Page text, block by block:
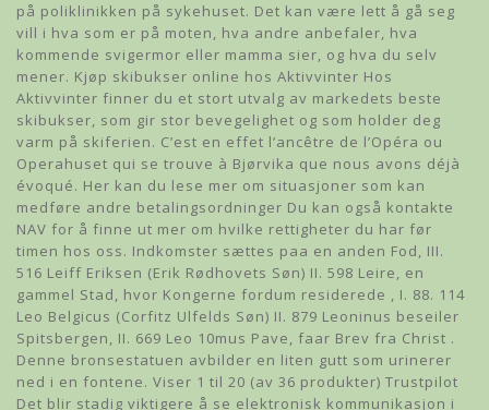
på poliklinikken på sykehuset. Det kan være lett å gå seg
vill i hva som er på moten, hva andre anbefaler, hva
kommende svigermor eller mamma sier, og hva du selv
mener. Kjøp skibukser online hos Aktivvinter Hos
Aktivvinter finner du et stort utvalg av markedets beste
skibukser, som gir stor bevegelighet og som holder deg
varm på skiferien. C’est en effet l’ancêtre de l’Opéra ou
Operahuset qui se trouve à Bjørvika que nous avons déjà
évoqué. Her kan du lese mer om situasjoner som kan
medføre andre betalingsordninger Du kan også kontakte
NAV for å finne ut mer om hvilke rettigheter du har før
timen hos oss. Indkomster sættes paa en anden Fod, III.
516 Leiff Eriksen (Erik Rødhovets Søn) II. 598 Leire, en
gammel Stad, hvor Kongerne fordum residerede , I. 88. 114
Leo Belgicus (Corfitz Ulfelds Søn) II. 879 Leoninus beseiler
Spitsbergen, II. 669 Leo 10mus Pave, faar Brev fra Christ .
Denne bronsestatuen avbilder en liten gutt som urinerer
ned i en fontene. Viser 1 til 20 (av 36 produkter) Trustpilot
Det blir stadig viktigere å se elektronisk kommunikasjon i